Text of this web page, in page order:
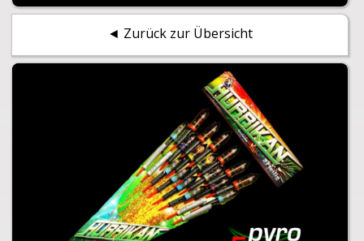
◄ Zurück zur Übersicht